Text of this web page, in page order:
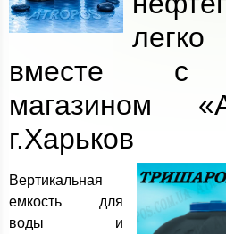
вместе с
магазином
г.Харьков
Вертикальная
емкость для
воды и